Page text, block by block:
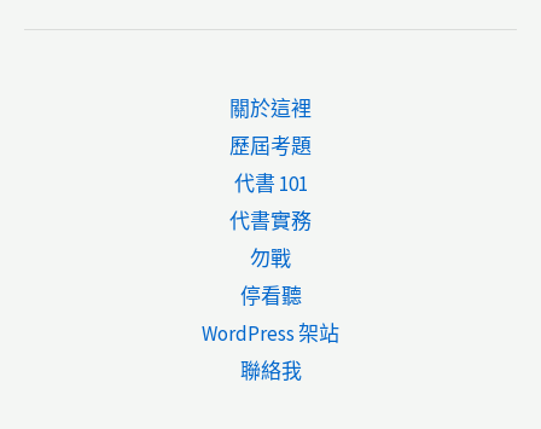
關於這裡
歷屆考題
代書 101
代書實務
勿戰
停看聽
WordPress 架站
聯絡我